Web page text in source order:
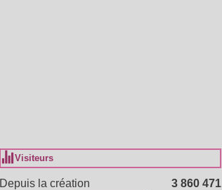
Visiteurs
Depuis la création
3 860 471